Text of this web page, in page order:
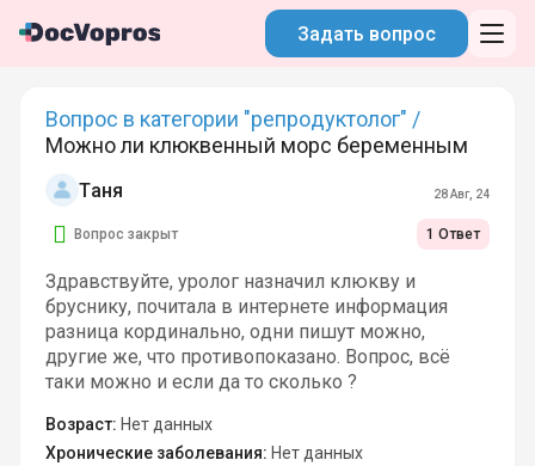
Задать вопрос
Вопрос в категории "репродуктолог" /
Можно ли клюквенный морс беременным
Таня 28 Авг, 24
Вопрос закрыт 1 Ответ
Здравствуйте, уролог назначил клюкву и
бруснику, почитала в интернете информация
разница кординально, одни пишут можно,
другие же, что противопоказано. Вопрос, всё
таки можно и если да то сколько ?
Возраст: Нет данных
Хронические заболевания: Нет данных